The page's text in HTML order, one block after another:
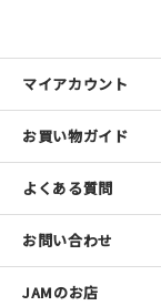
マイアカウント
お買い物ガイド
よくある質問
お問い合わせ
JAMのお店